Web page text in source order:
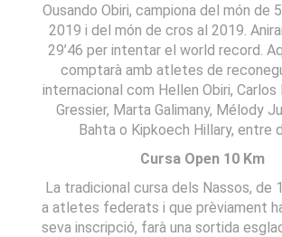
Ousando Obiri, campiona del món de
2019 i del món de cros al 2019.
29’46 per intentar el world record.
comptarà amb atletes de
internacional com Hellen Obiri, Carlos
Gressier, Marta Galimany, Mélody
Bahta o Kipkoech Hillary, entre
Cursa Open 10 Km
La tradicional cursa dels Nassos, de
a atletes federats i que prèviament
seva inscripció, farà una sortida